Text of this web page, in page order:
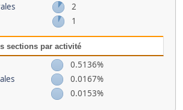
2
1
sections par activité
0.5136%
0.0167%
0.0153%